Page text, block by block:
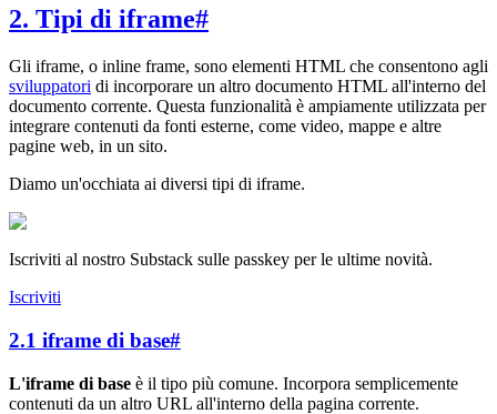
2. Tipi di iframe#
Gli iframe, o inline frame, sono elementi HTML che consentono agli
sviluppatori di incorporare un altro documento HTML all'interno del
documento corrente. Questa funzionalità è ampiamente utilizzata per
integrare contenuti da fonti esterne, come video, mappe e altre
pagine web, in un sito.
Diamo un'occhiata ai diversi tipi di iframe.
Iscriviti al nostro Substack sulle passkey per le ultime novità.
Iscriviti
2.1 iframe di base#
L'iframe di base è il tipo più comune. Incorpora semplicemente
contenuti da un altro URL all'interno della pagina corrente.